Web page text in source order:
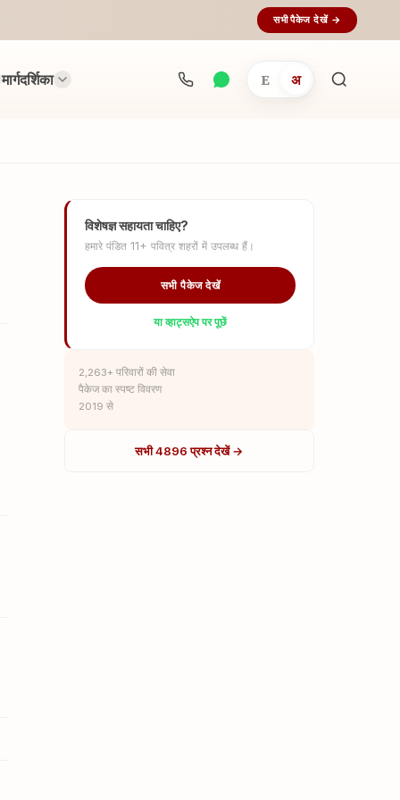
सभी पैकेज देखें →
मार्गदर्शिका E अ
अनुष्ठान
विशेषज्ञ सहायता चाहिए?
हमारे पंडित 11+ पवित्र शहरों में उपलब्ध हैं।
सभी पैकेज देखें
या व्हाट्सऐप पर पूछें
2,263+ परिवारों की सेवा
पैकेज का स्पष्ट विवरण
2019 से
सभी 4896 प्रश्न देखें →